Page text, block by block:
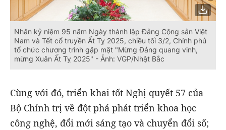
Nhân kỷ niệm 95 năm Ngày thành lập Đảng Cộng sản Việt
Nam và Tết cổ truyền Ất Tỵ 2025, chiều tối 3/2, Chính phủ
tổ chức chương trình gặp mặt "Mừng Đảng quang vinh,
mừng Xuân Ất Tỵ 2025" - Ảnh: VGP/Nhật Bắc
Cùng với đó, triển khai tốt Nghị quyết 57 của
Bộ Chính trị về đột phá phát triển khoa học
công nghệ, đổi mới sáng tạo và chuyển đổi số;